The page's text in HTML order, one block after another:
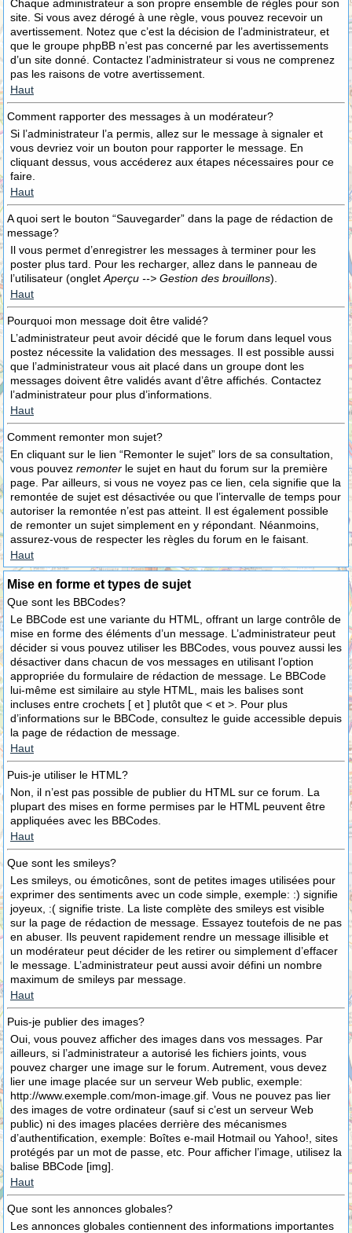
Chaque administrateur a son propre ensemble de règles pour son
site. Si vous avez dérogé à une règle, vous pouvez recevoir un
avertissement. Notez que c’est la décision de l’administrateur, et
que le groupe phpBB n’est pas concerné par les avertissements
d’un site donné. Contactez l’administrateur si vous ne comprenez
pas les raisons de votre avertissement.
Haut
Comment rapporter des messages à un modérateur?
Si l’administrateur l’a permis, allez sur le message à signaler et
vous devriez voir un bouton pour rapporter le message. En
cliquant dessus, vous accéderez aux étapes nécessaires pour ce
faire.
Haut
A quoi sert le bouton “Sauvegarder” dans la page de rédaction de
message?
Il vous permet d’enregistrer les messages à terminer pour les
poster plus tard. Pour les recharger, allez dans le panneau de
l’utilisateur (onglet Aperçu --> Gestion des brouillons).
Haut
Pourquoi mon message doit être validé?
L’administrateur peut avoir décidé que le forum dans lequel vous
postez nécessite la validation des messages. Il est possible aussi
que l’administrateur vous ait placé dans un groupe dont les
messages doivent être validés avant d’être affichés. Contactez
l’administrateur pour plus d’informations.
Haut
Comment remonter mon sujet?
En cliquant sur le lien “Remonter le sujet” lors de sa consultation,
vous pouvez remonter le sujet en haut du forum sur la première
page. Par ailleurs, si vous ne voyez pas ce lien, cela signifie que la
remontée de sujet est désactivée ou que l’intervalle de temps pour
autoriser la remontée n’est pas atteint. Il est également possible
de remonter un sujet simplement en y répondant. Néanmoins,
assurez-vous de respecter les règles du forum en le faisant.
Haut
Mise en forme et types de sujet
Que sont les BBCodes?
Le BBCode est une variante du HTML, offrant un large contrôle de
mise en forme des éléments d’un message. L’administrateur peut
décider si vous pouvez utiliser les BBCodes, vous pouvez aussi les
désactiver dans chacun de vos messages en utilisant l’option
appropriée du formulaire de rédaction de message. Le BBCode
lui-même est similaire au style HTML, mais les balises sont
incluses entre crochets [ et ] plutôt que < et >. Pour plus
d’informations sur le BBCode, consultez le guide accessible depuis
la page de rédaction de message.
Haut
Puis-je utiliser le HTML?
Non, il n’est pas possible de publier du HTML sur ce forum. La
plupart des mises en forme permises par le HTML peuvent être
appliquées avec les BBCodes.
Haut
Que sont les smileys?
Les smileys, ou émoticônes, sont de petites images utilisées pour
exprimer des sentiments avec un code simple, exemple: :) signifie
joyeux, :( signifie triste. La liste complète des smileys est visible
sur la page de rédaction de message. Essayez toutefois de ne pas
en abuser. Ils peuvent rapidement rendre un message illisible et
un modérateur peut décider de les retirer ou simplement d’effacer
le message. L’administrateur peut aussi avoir défini un nombre
maximum de smileys par message.
Haut
Puis-je publier des images?
Oui, vous pouvez afficher des images dans vos messages. Par
ailleurs, si l’administrateur a autorisé les fichiers joints, vous
pouvez charger une image sur le forum. Autrement, vous devez
lier une image placée sur un serveur Web public, exemple:
http://www.exemple.com/mon-image.gif. Vous ne pouvez pas lier
des images de votre ordinateur (sauf si c’est un serveur Web
public) ni des images placées derrière des mécanismes
d’authentification, exemple: Boîtes e-mail Hotmail ou Yahoo!, sites
protégés par un mot de passe, etc. Pour afficher l’image, utilisez la
balise BBCode [img].
Haut
Que sont les annonces globales?
Les annonces globales contiennent des informations importantes